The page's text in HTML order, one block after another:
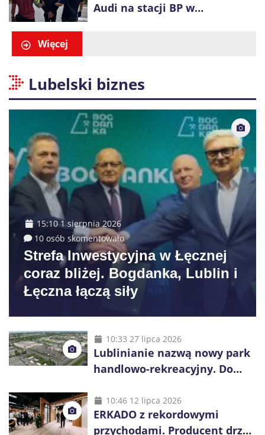
Audi na stacji BP w
Więcej
Lubelski biznes
15:10 1 sierpnia 2026
10 osób skomentowało
Strefa Inwestycyjna w Łęcznej
coraz bliżej. Bogdanka, Lublin i
Łęczna łączą siły
10:33 27 lipca 2026
Lublinianie nazwą nowy park
handlowo-rekreacyjny. Do
10:46 12 lipca 2026
ERKADO z rekordowymi
przychodami. Producent drzwi